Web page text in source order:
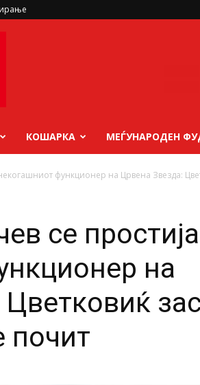
КОШАРКА МЕЃУНАРОДЕН
функционер на Црвена Звезда:
се
на
почит